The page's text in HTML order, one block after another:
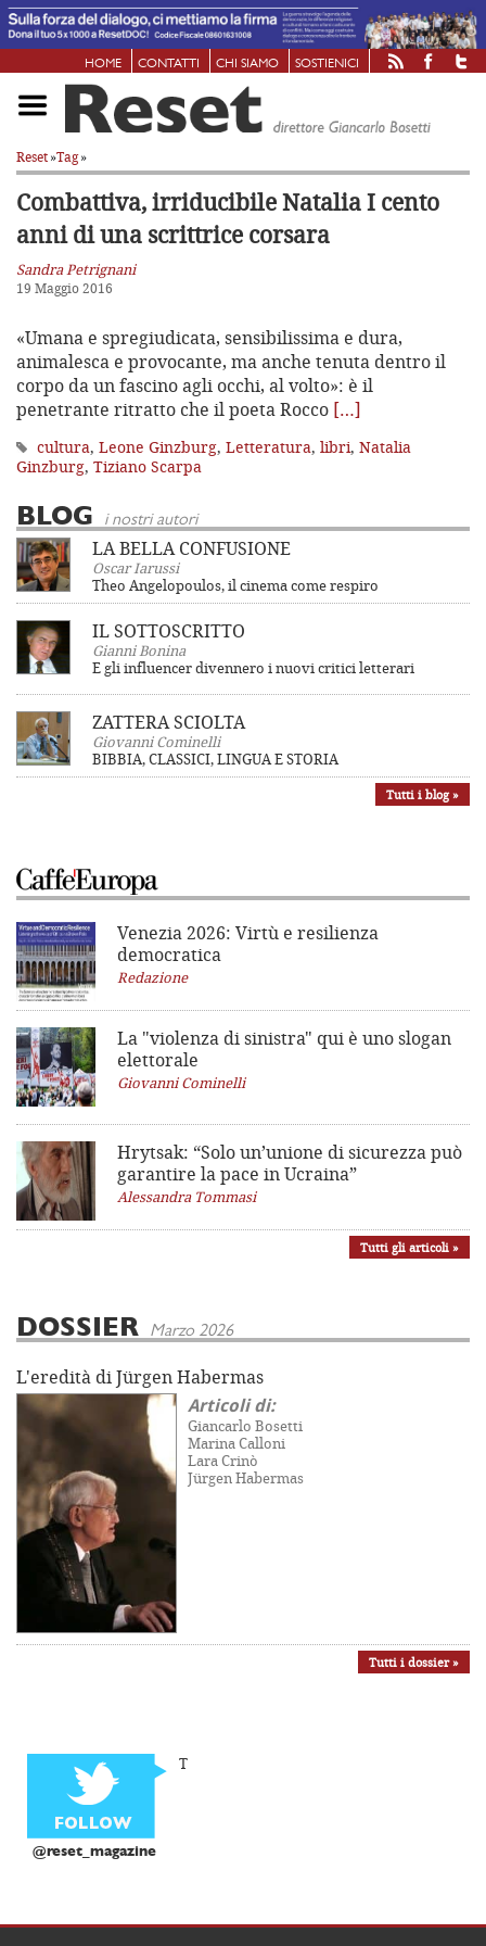
HOME CONTATTI CHI SIAMO SOSTIENICI
Reset»Tag»
Combattiva, irriducibile NataliaI cento
anni di una scrittrice corsara
Sandra Petrignani
19 Maggio 2016
«Umana e spregiudicata, sensibilissima e dura,
animalesca e provocante, ma anche tenuta dentro il
corpo da un fascino agli occhi, al volto»: è il
penetrante ritratto che il poeta Rocco […]
cultura, Leone Ginzburg, Letteratura, libri, Natalia
Ginzburg, Tiziano Scarpa
BLOG i nostri autori
LA BELLA CONFUSIONE
Oscar Iarussi
Theo Angelopoulos, il cinema come respiro
IL SOTTOSCRITTO
Gianni Bonina
E gli influencer divennero i nuovi critici letterari
ZATTERA SCIOLTA
Giovanni Cominelli
BIBBIA, CLASSICI, LINGUA E STORIA
Tutti i blog »
Venezia 2026: Virtù e resilienza
democratica
Redazione
La "violenza di sinistra" qui è uno slogan
elettorale
Giovanni Cominelli
Hrytsak: “Solo un’unione di sicurezza può
garantire la pace in Ucraina”
Alessandra Tommasi
Tutti gli articoli »
DOSSIER Marzo 2026
L'eredità di Jürgen Habermas
Articoli di:
Giancarlo Bosetti
Marina Calloni
Lara Crinò
Jürgen Habermas
Tutti i dossier »
@reset_magazine
T